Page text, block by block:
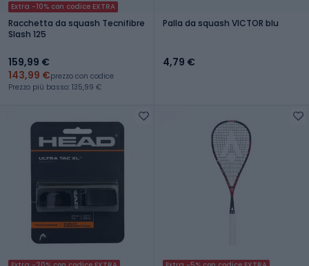
Extra -10% con codice EXTRA
Racchetta da squash Tecnifibre
Slash 125
159,99 €
143,99 €prezzo con codice
Prezzo più basso: 135,99 €
Palla da squash VICTOR blu
4,79 €